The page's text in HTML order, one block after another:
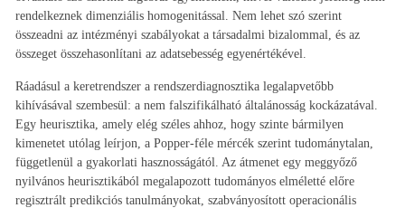
rendelkeznek dimenziális homogenitással. Nem lehet szó szerint
összeadni az intézményi szabályokat a társadalmi bizalommal, és az
összeget összehasonlítani az adatsebesség egyenértékével.
Ráadásul a keretrendszer a rendszerdiagnosztika legalapvetőbb
kihívásával szembesül: a nem falszifikálható általánosság kockázatával.
Egy heurisztika, amely elég széles ahhoz, hogy szinte bármilyen
kimenetet utólag leírjon, a Popper-féle mércék szerint tudománytalan,
függetlenül a gyakorlati hasznosságától. Az átmenet egy meggyőző
nyilvános heurisztikából megalapozott tudományos elméletté előre
regisztrált predikciós tanulmányokat, szabványosított operacionális